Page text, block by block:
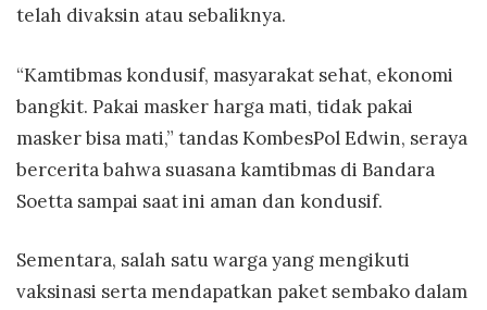
telah divaksin atau sebaliknya.
“Kamtibmas kondusif, masyarakat sehat, ekonomi
bangkit. Pakai masker harga mati, tidak pakai
masker bisa mati,” tandas KombesPol Edwin, seraya
bercerita bahwa suasana kamtibmas di Bandara
Soetta sampai saat ini aman dan kondusif.
Sementara, salah satu warga yang mengikuti
vaksinasi serta mendapatkan paket sembako dalam